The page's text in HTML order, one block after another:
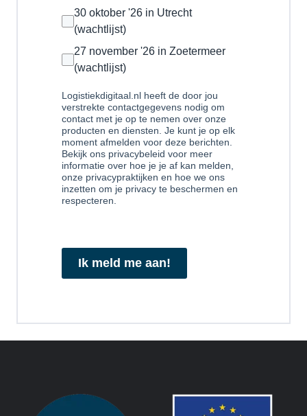
30 oktober '26 in Utrecht
(wachtlijst)
27 november '26 in Zoetermeer
(wachtlijst)
Logistiekdigitaal.nl heeft de door jou
verstrekte contactgegevens nodig om
contact met je op te nemen over onze
producten en diensten. Je kunt je op elk
moment afmelden voor deze berichten.
Bekijk ons privacybeleid voor meer
informatie over hoe je je af kan melden,
onze privacypraktijken en hoe we ons
inzetten om je privacy te beschermen en
respecteren.
Ik meld me aan!